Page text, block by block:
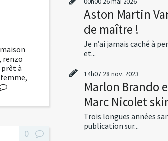
maison
, renzo
prêt à
femme,
0
Aston Martin
de maître !
Je n’ai jamais caché à
et...
14h07 28 nov. 2023
Marlon Brando
Marc Nicolet
Trois longues années
publication sur...